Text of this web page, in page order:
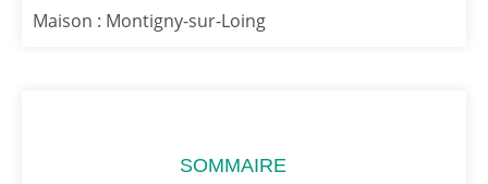
Maison : Montigny-sur-Loing
SOMMAIRE